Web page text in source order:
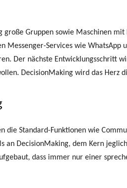
Gruppen sowie Maschinen
Messenger-Services wie WhatsApp
Der nächste Entwicklungsschritt
DecisionMaking wird das Herz
die Standard-Funktionen wie
an DecisionMaking, dem Kern
dass immer nur einer